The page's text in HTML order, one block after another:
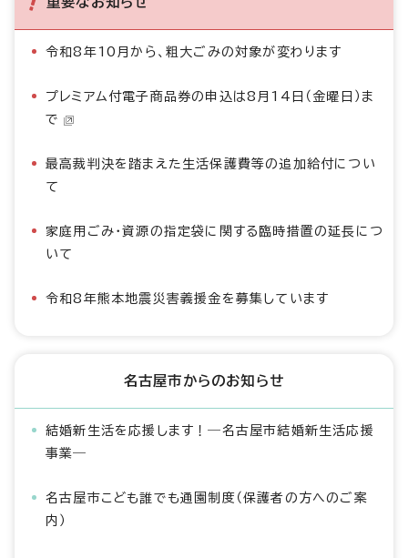
令和8年10月から、粗大ごみの対象が変わります
プレミアム付電子商品券の申込は8月14日（金曜日）ま
で
最高裁判決を踏まえた生活保護費等の追加給付につい
て
家庭用ごみ・資源の指定袋に関する臨時措置の延長につ
いて
令和8年熊本地震災害義援金を募集しています
名古屋市からのお知らせ
結婚新生活を応援します！―名古屋市結婚新生活応援
事業―
名古屋市こども誰でも通園制度（保護者の方へのご案
内）